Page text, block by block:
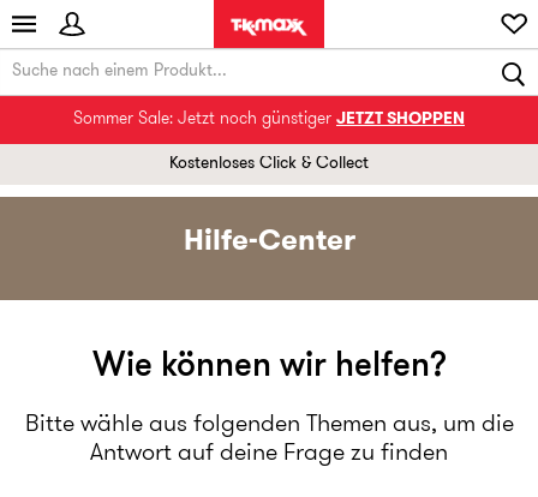
Sommer Sale: Jetzt noch günstiger JETZT SHOPPEN
Kostenloses Click & Collect
Hilfe-Center
Wie können wir helfen?
Bitte wähle aus folgenden Themen aus, um die
Antwort auf deine Frage zu finden